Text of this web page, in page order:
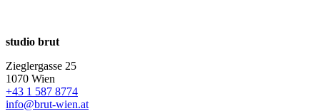
studio brut
Zieglergasse 25
1070 Wien
+43 1 587 8774
info@brut-wien.at